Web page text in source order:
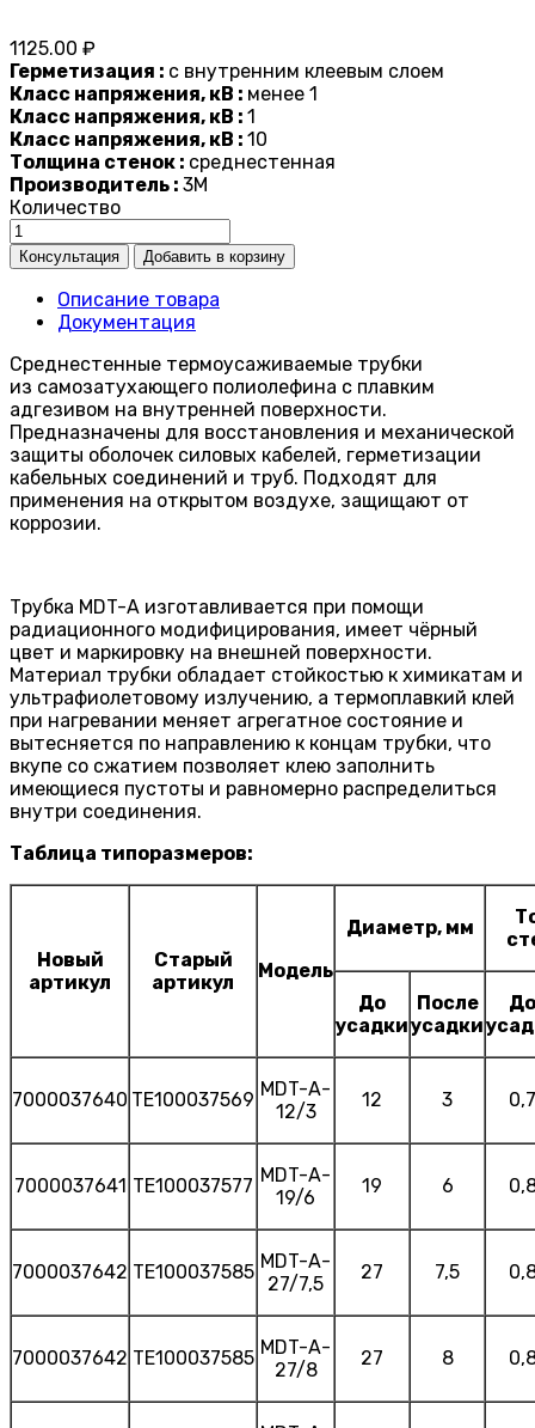
1125.00 ₽
Герметизация : с внутренним клеевым слоем
Класс напряжения, кВ : менее 1
Класс напряжения, кВ : 1
Класс напряжения, кВ : 10
Толщина стенок : среднестенная
Производитель : 3M
Количество
Описание товара
Документация
Среднестенные термоусаживаемые трубки
из самозатухающего полиолефина с плавким
адгезивом на внутренней поверхности.
Предназначены для восстановления и механической
защиты оболочек силовых кабелей, герметизации
кабельных соединений и труб. Подходят для
применения на открытом воздухе, защищают от
коррозии.
Трубка MDT-A изготавливается при помощи
радиационного модифицирования, имеет чёрный
цвет и маркировку на внешней поверхности.
Материал трубки обладает стойкостью к химикатам и
ультрафиолетовому излучению, а термоплавкий клей
при нагревании меняет агрегатное состояние и
вытесняется по направлению к концам трубки, что
вкупе со сжатием позволяет клею заполнить
имеющиеся пустоты и равномерно распределиться
внутри соединения.
Таблица типоразмеров:
Новый
артикул
Старый
артикул
Модель
Диаметр, мм
До
усадки
После
усадки
До
7000037640 TE100037569 MDT-A-
12/3
12 3 0,7
7000037641 TE100037577 MDT-A-
19/6
19 6
7000037642 TE100037585 MDT-A-
27/7,5
27 7,5
7000037642 TE100037585 MDT-A-
27/8
27 8